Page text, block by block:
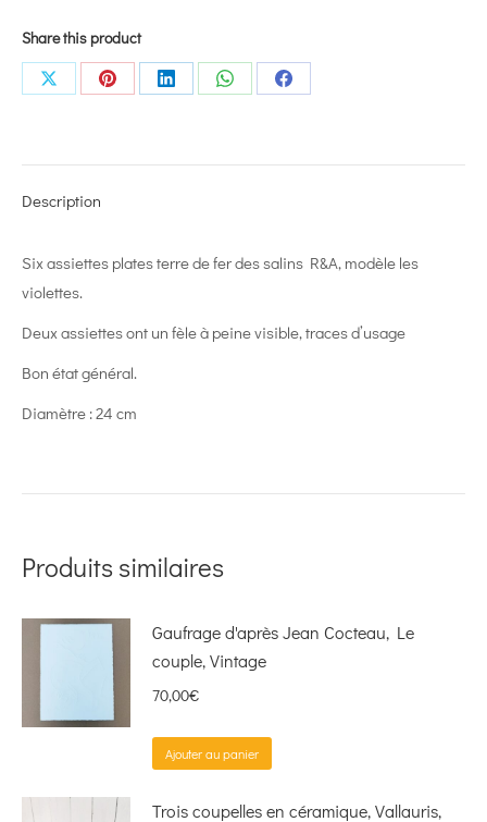
Share this product
Share
Share
Share
Share
Share
Description
Six assiettes plates terre de fer des salins R&A, modèle les
violettes.
Deux assiettes ont un fèle à peine visible, traces d’usage
Bon état général.
Diamètre : 24 cm
Produits similaires
Gaufrage d'après Jean Cocteau, Le
couple, Vintage
70,00€
Ajouter au panier
Trois coupelles en céramique, Vallauris,